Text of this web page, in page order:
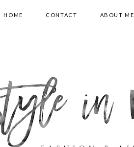
HOME CONTACT ABOUT ME